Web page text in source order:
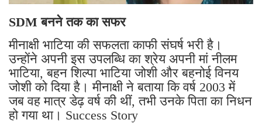
SDM बनने तक का सफर
मीनाक्षी भाटिया की सफलता काफी संघर्ष भरी है।
उन्होंने अपनी इस उपलब्धि का श्रेय अपनी मां नीलम
भाटिया, बहन शिल्पा भाटिया जोशी और बहनोई विनय
जोशी को दिया है। मीनाक्षी ने बताया कि वर्ष 2003 में
जब वह मात्र डेढ़ वर्ष की थीं, तभी उनके पिता का निधन
हो गया था। Success Story